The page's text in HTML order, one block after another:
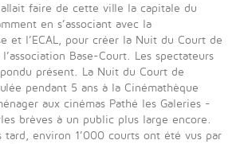
allait faire de cette ville la capitale du
en s’associant avec la
et l’ECAL, pour créer la Nuit du Court de
Base-Court. Les spectateurs
présent. La Nuit du Court de
pendant 5 ans à la Cinémathèque
aux cinémas Pathé les Galeries -
brèves à un public plus large encore.
tard, environ 1’000 courts ont été vus par